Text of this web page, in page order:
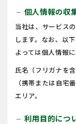
remove 個人情報の収
当社は、サービス
します。なお、以
よっては個人情報
氏名（フリガナを
（携帯または自宅
エリア。
remove 利用目的につ